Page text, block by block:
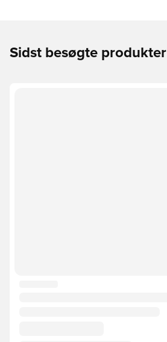
Sidst besøgte produkter